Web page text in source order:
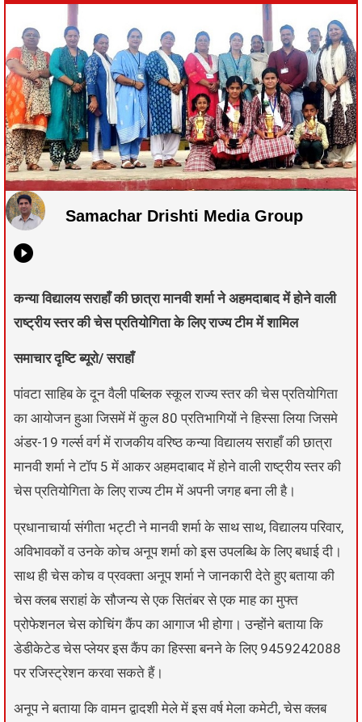
Samachar Drishti Media Group
कन्या विद्यालय सराहाँ की छात्रा मानवी शर्मा ने अहमदाबाद में होने वाली
राष्ट्रीय स्तर की चेस प्रतियोगिता के लिए राज्य टीम में शामिल
समाचार दृष्टि ब्यूरो/ सराहाँ
पांवटा साहिब के दून वैली पब्लिक स्कूल राज्य स्तर की चेस प्रतियोगिता
का आयोजन हुआ जिसमें में कुल 80 प्रतिभागियों ने हिस्सा लिया जिसमे
अंडर-19 गर्ल्स वर्ग में राजकीय वरिष्ठ कन्या विद्यालय सराहाँ की छात्रा
मानवी शर्मा ने टॉप 5 में आकर अहमदाबाद में होने वाली राष्ट्रीय स्तर की
चेस प्रतियोगिता के लिए राज्य टीम में अपनी जगह बना ली है।
प्रधानाचार्या संगीता भट्टी ने मानवी शर्मा के साथ साथ, विद्यालय परिवार,
अविभावकों व उनके कोच अनूप शर्मा को इस उपलब्धि के लिए बधाई दी।
साथ ही चेस कोच व प्रवक्ता अनूप शर्मा ने जानकारी देते हुए बताया की
चेस क्लब सराहां के सौजन्य से एक सितंबर से एक माह का मुफ्त
प्रोफेशनल चेस कोचिंग कैंप का आगाज भी होगा। उन्होंने बताया कि
डेडीकेटेड चेस प्लेयर इस कैंप का हिस्सा बनने के लिए 9459242088
पर रजिस्ट्रेशन करवा सकते हैं।
अनूप ने बताया कि वामन द्वादशी मेले में इस वर्ष मेला कमेटी, चेस क्लब